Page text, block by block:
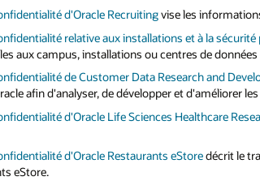
d'Oracle Recruitingvise les
relative aux installations et à la
aux campus, installations ou centres de
de Customer Data Research and
afin d'analyser, de développer et d'améliorer
d'Oracle Life Sciences Healthcare
d'Oracle Restaurants eStoredécrit le
eStore.